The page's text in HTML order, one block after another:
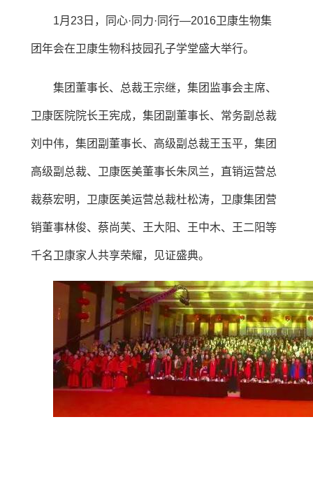
1月23日，同心·同力·同行—2016卫康生物集
团年会在卫康生物科技园孔子学堂盛大举行。
集团董事长、总裁王宗继，集团监事会主席、
卫康医院院长王宪成，集团副董事长、常务副总裁
刘中伟，集团副董事长、高级副总裁王玉平，集团
高级副总裁、卫康医美董事长朱凤兰，直销运营总
裁蔡宏明，卫康医美运营总裁杜松涛，卫康集团营
销董事林俊、蔡尚芙、王大阳、王中木、王二阳等
千名卫康家人共享荣耀，见证盛典。